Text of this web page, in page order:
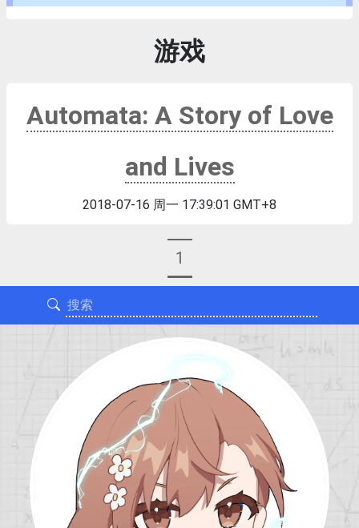
游戏
Automata: A Story of Love
and Lives
2018-07-16 周一 17:39:01 GMT+8
1